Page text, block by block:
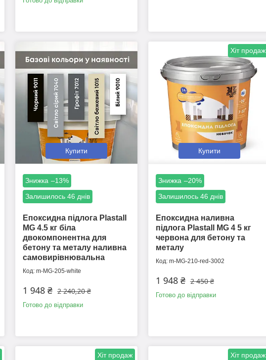
Купити
–13%
Залишилось 46 днів
Епоксидна підлога Plastall
MG 4.5 кг біла
двокомпонентна для
бетону та металу наливна
самовирівнювальна
m-MG-205-white
2 240,20 ₴
1 948 ₴
Готово до відправки
Хіт продаж
Купити
–20%
Залишилось 46 днів
Епоксидна наливна
підлога Plastall MG 4 5 кг
червона для бетону та
металу
m-MG-210-red-3002
2 450 ₴
1 948 ₴
Готово до відправки
Хіт продаж Хіт продаж